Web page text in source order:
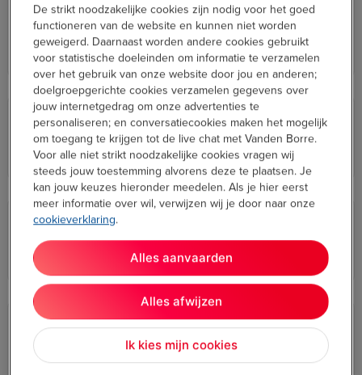
Philips Baristina Latte: ik testte deze
espressomachine met ingebouwde
melkopschuimer
In de keuken
, Thuis
Hoe snel en eenvoudig wordt strijken
met de Philips OneTurn?
Thuis
Mijn koffiebeleving met de Philips
Pro
,
Ik testte voor jou de KitchenAid Pure
Power Blender
,
De strikt noodzakelijke cookies zijn nodig voor het goed
functioneren van de website en kunnen niet worden
geweigerd. Daarnaast worden andere cookies gebruikt
voor statistische doeleinden om informatie te verzamelen
over het gebruik van onze website door jou en anderen;
doelgroepgerichte cookies verzamelen gegevens over
jouw internetgedrag om onze advertenties te
personaliseren; en conversatiecookies maken het mogelijk
om toegang te krijgen tot de live chat met Vanden Borre.
Voor alle niet strikt noodzakelijke cookies vragen wij
steeds jouw toestemming alvorens deze te plaatsen. Je
kan jouw keuzes hieronder meedelen. Als je hier eerst
meer informatie over wil, verwijzen wij je door naar onze
cookieverklaring.
Ik kies mijn cookies
Alles afwijzen
Alles aanvaarden